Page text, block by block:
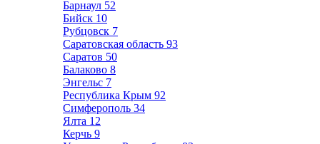
Барнаул 52
Бийск 10
Рубцовск 7
Саратовская область 93
Саратов 50
Балаково 8
Энгельс 7
Республика Крым 92
Симферополь 34
Ялта 12
Керчь 9